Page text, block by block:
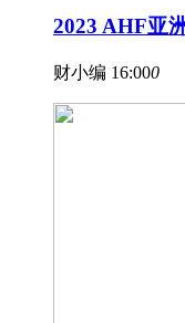
2023 AHF亚
财小编 16:000